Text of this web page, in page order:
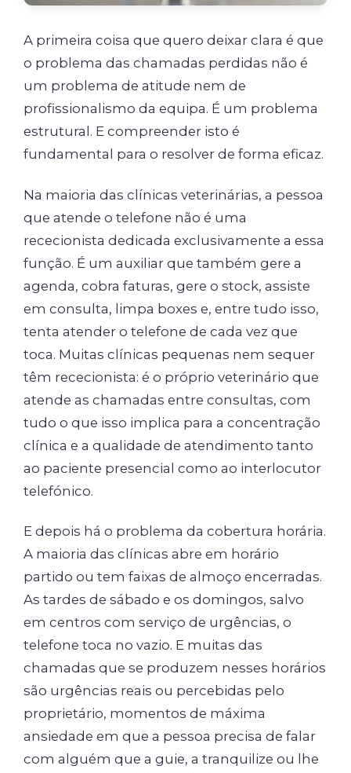
A primeira coisa que quero deixar clara é que
o problema das chamadas perdidas não é
um problema de atitude nem de
profissionalismo da equipa. É um problema
estrutural. E compreender isto é
fundamental para o resolver de forma eficaz.
Na maioria das clínicas veterinárias, a pessoa
que atende o telefone não é uma
rececionista dedicada exclusivamente a essa
função. É um auxiliar que também gere a
agenda, cobra faturas, gere o stock, assiste
em consulta, limpa boxes e, entre tudo isso,
tenta atender o telefone de cada vez que
toca. Muitas clínicas pequenas nem sequer
têm rececionista: é o próprio veterinário que
atende as chamadas entre consultas, com
tudo o que isso implica para a concentração
clínica e a qualidade de atendimento tanto
ao paciente presencial como ao interlocutor
telefónico.
E depois há o problema da cobertura horária.
A maioria das clínicas abre em horário
partido ou tem faixas de almoço encerradas.
As tardes de sábado e os domingos, salvo
em centros com serviço de urgências, o
telefone toca no vazio. E muitas das
chamadas que se produzem nesses horários
são urgências reais ou percebidas pelo
proprietário, momentos de máxima
ansiedade em que a pessoa precisa de falar
com alguém que a guie, a tranquilize ou lhe